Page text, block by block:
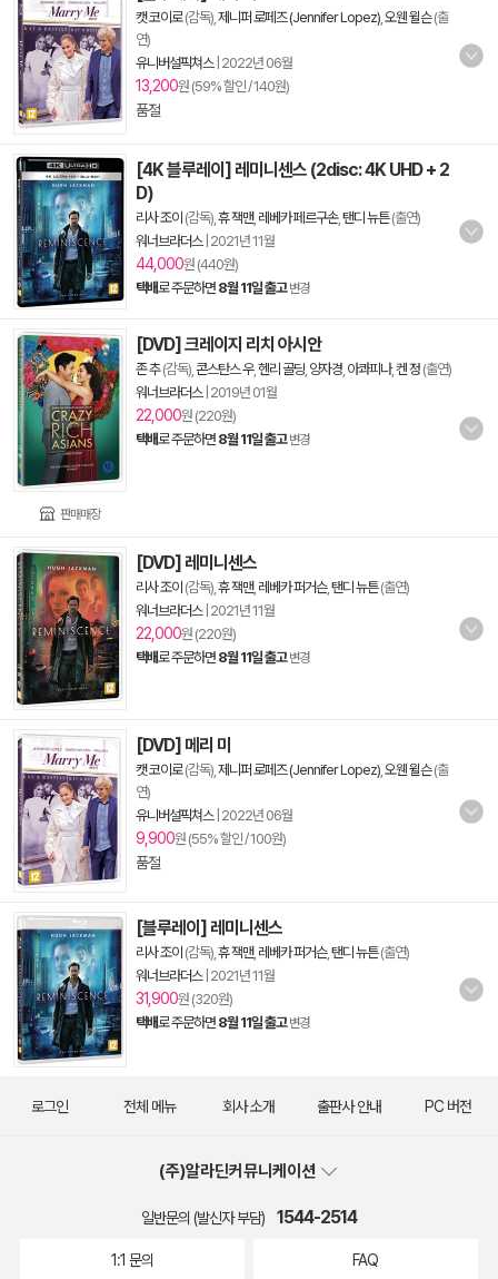
캣 코이로(감독), 제니퍼 로페즈 (Jennifer Lopez) 오웬 윌슨(출
연)
유니버설픽쳐스| 2022년 06월
13,200원 (59% 할인 / 140원)
품절
[4K 블루레이] 레미니센스 (2disc: 4K UHD + 2
D)
리사 조이 (감독), 휴 잭맨, 레베카 페르구손, 탠디 뉴튼(출연)
워너브라더스| 2021년 11월
44,000원 (440원)
택배로 주문하면 8월 11일 출고 변경
판매매장
[DVD] 크레이지 리치 아시안
존 추(감독), 콘스탄스 우, 헨리 골딩 양자경 아콰피나,켄 정 (출연)
워너브라더스| 2019년 01월
22,000원 (220원)
택배로 주문하면 8월 11일 출고 변경
[DVD] 레미니센스
리사 조이 (감독), 휴 잭맨, 레베카 퍼거슨, 탠디 뉴튼(출연)
워너브라더스| 2021년 11월
22,000원 (220원)
택배로 주문하면 8월 11일 출고 변경
[DVD] 메리 미
캣 코이로(감독), 제니퍼 로페즈 (Jennifer Lopez) 오웬 윌슨(출
연)
유니버설픽쳐스| 2022년 06월
9,900원 (55% 할인 / 100원)
품절
[블루레이] 레미니센스
리사 조이 (감독), 휴 잭맨, 레베카 퍼거슨, 탠디 뉴튼(출연)
워너브라더스| 2021년 11월
31,900원 (320원)
택배로 주문하면 8월 11일 출고 변경
로그인 전체 메뉴 회사 소개 출판사 안내 PC 버전
(주)알라딘커뮤니케이션
일반문의 (발신자 부담) 1544-2514
1:1 문의 FAQ